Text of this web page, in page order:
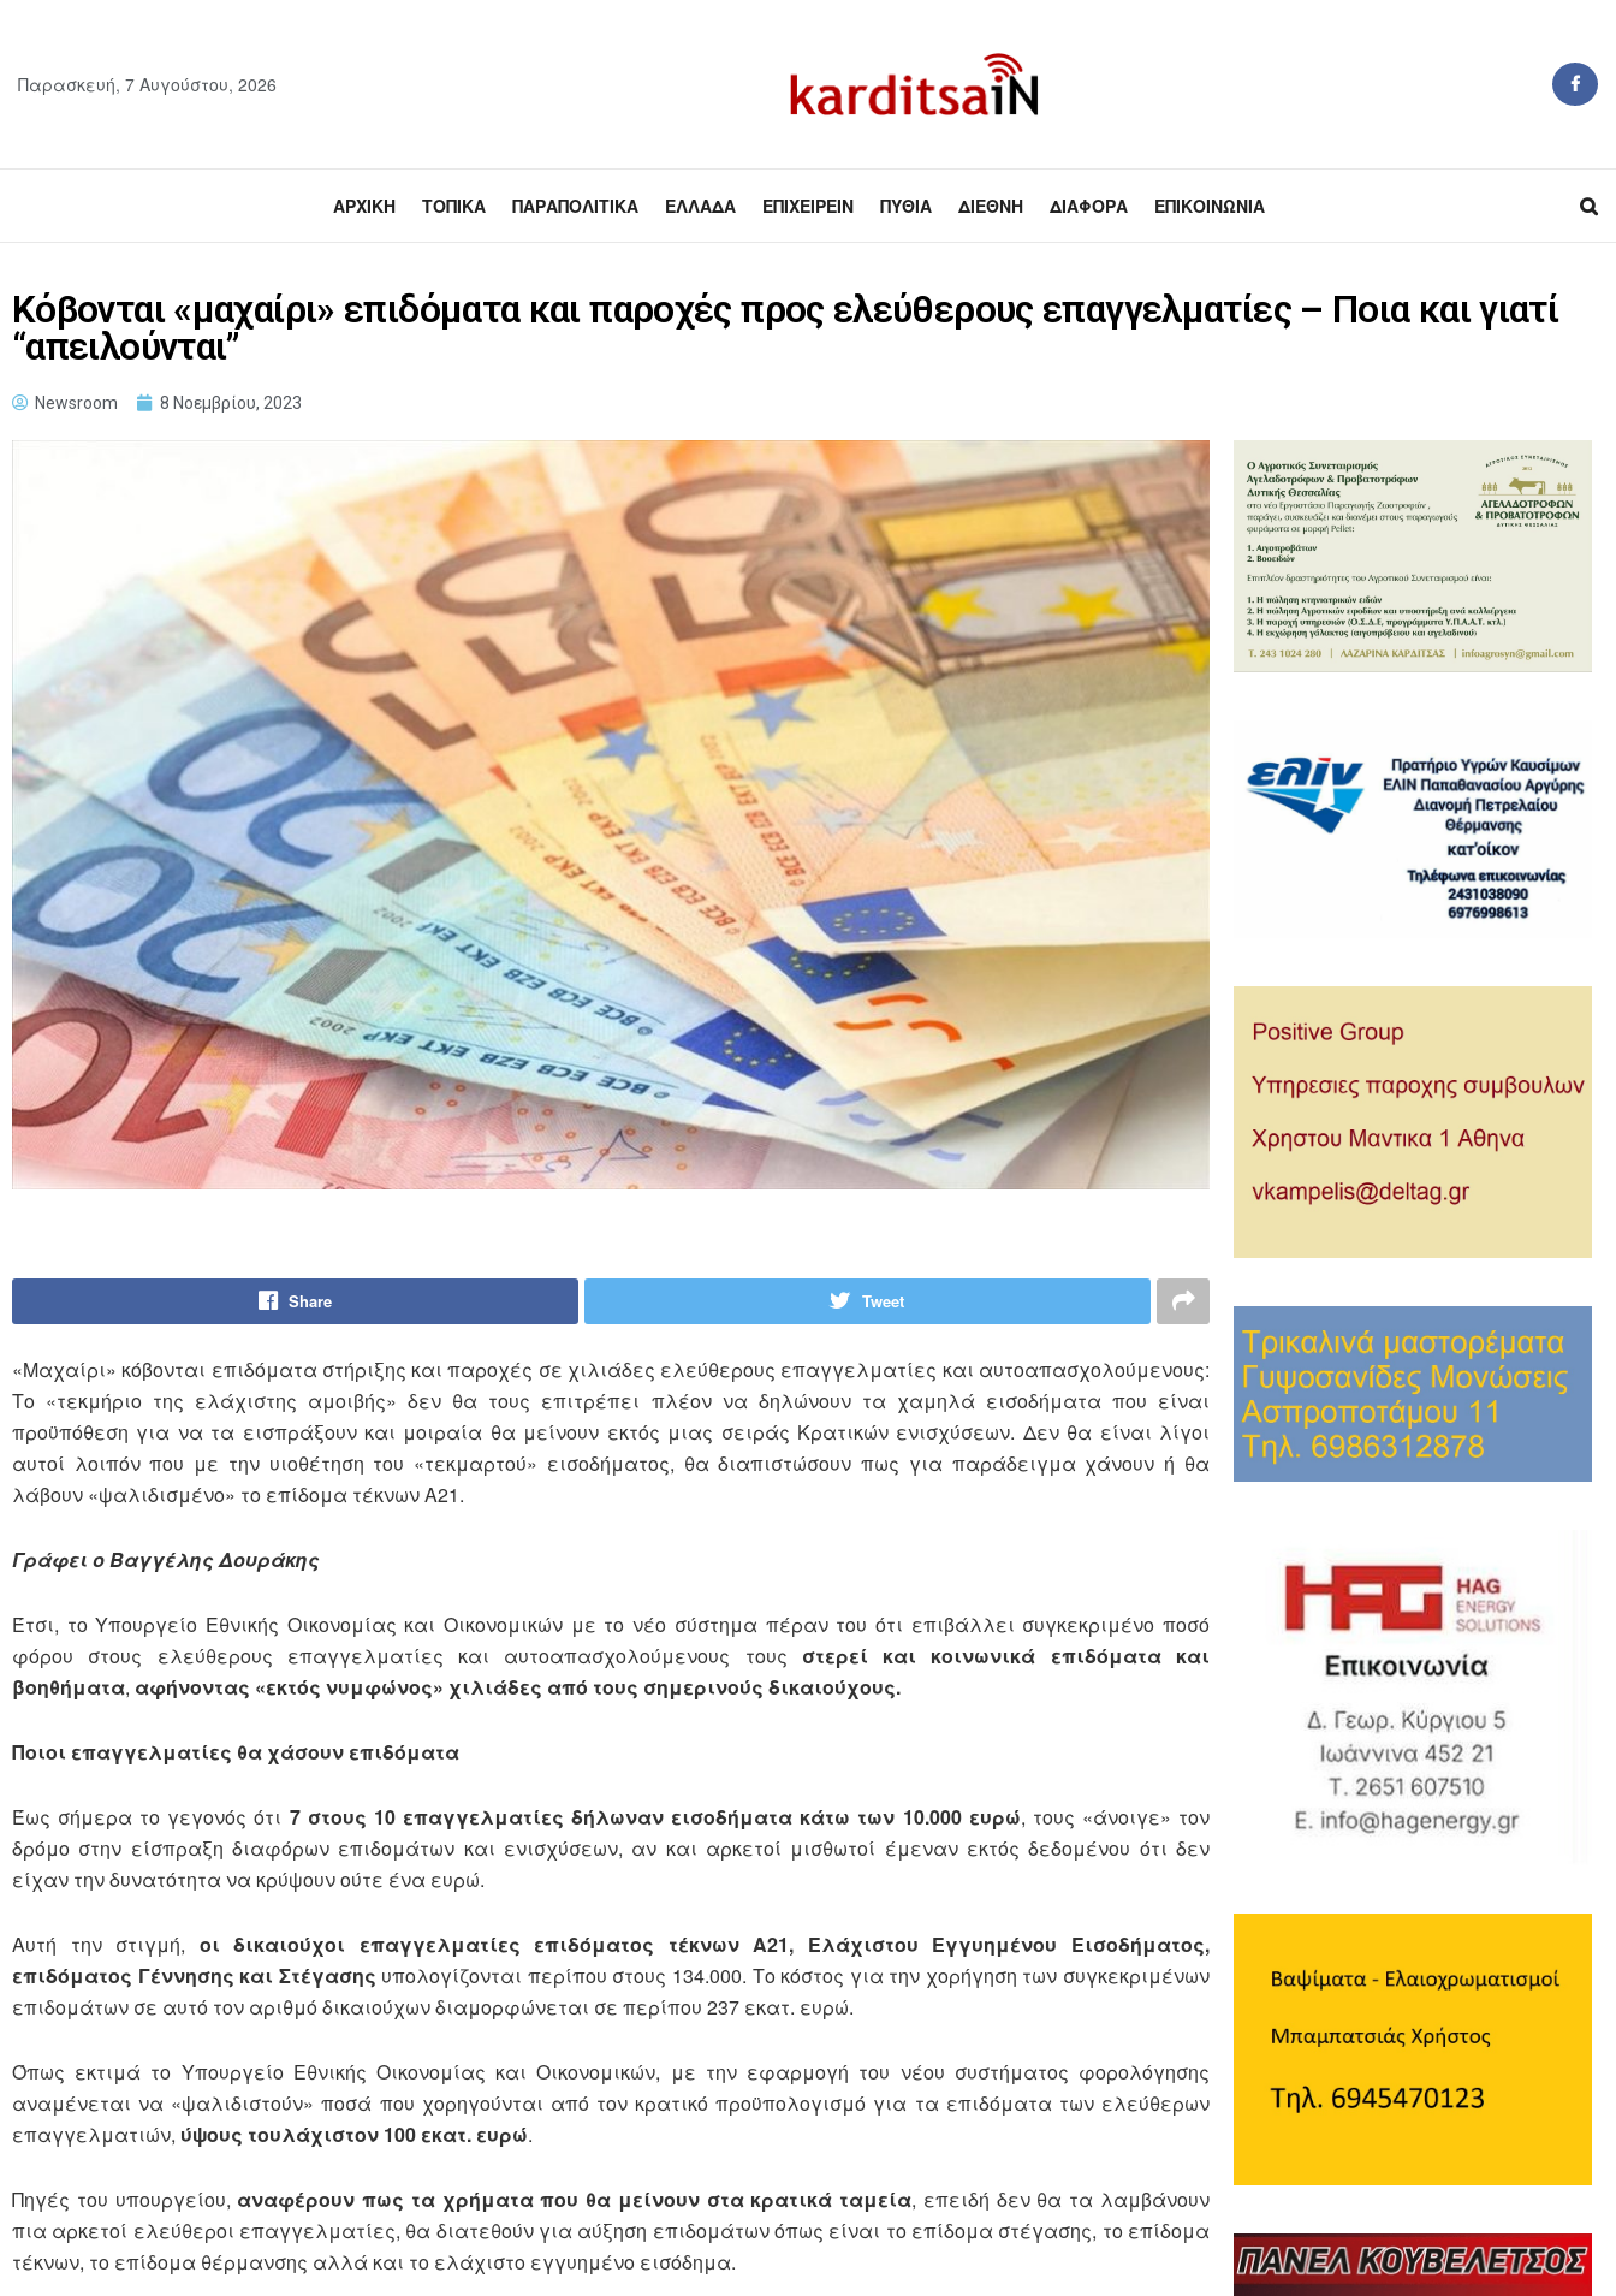
Παρασκευή, 7 Αυγούστου, 2026
ΑΡΧΙΚΉ ΤΟΠΙΚΆ ΠΑΡΑΠΟΛΙΤΙΚΆ ΕΛΛΆΔΑ ΕΠΙΧΕΙΡΕΊΝ ΠΥΘΊΑ ΔΙΕΘΝΉ ΔΙΆΦΟΡΑ ΕΠΙΚΟΙΝΩΝΊΑ
Κόβονται «μαχαίρι» επιδόματα και παροχές προς ελεύθερους επαγγελματίες – Ποια και γιατί
“απειλούνται”
Newsroom 8 Νοεμβρίου, 2023
Share Tweet
«Μαχαίρι» κόβονται επιδόματα στήριξης και παροχές σε χιλιάδες ελεύθερους επαγγελματίες και αυτοαπασχολούμενους:
Το «τεκμήριο της ελάχιστης αμοιβής» δεν θα τους επιτρέπει πλέον να δηλώνουν τα χαμηλά εισοδήματα που είναι
προϋπόθεση για να τα εισπράξουν και μοιραία θα μείνουν εκτός μιας σειράς Κρατικών ενισχύσεων. Δεν θα είναι λίγοι
αυτοί λοιπόν που με την υιοθέτηση του «τεκμαρτού» εισοδήματος, θα διαπιστώσουν πως για παράδειγμα χάνουν ή θα
λάβουν «ψαλιδισμένο» το επίδομα τέκνων Α21.
Γράφει ο Βαγγέλης Δουράκης
Έτσι, το Υπουργείο Εθνικής Οικονομίας και Οικονομικών με το νέο σύστημα πέραν του ότι επιβάλλει συγκεκριμένο ποσό
φόρου στους ελεύθερους επαγγελματίες και αυτοαπασχολούμενους τους στερεί και κοινωνικά επιδόματα και
βοηθήματα, αφήνοντας «εκτός νυμφώνος» χιλιάδες από τους σημερινούς δικαιούχους.
Ποιοι επαγγελματίες θα χάσουν επιδόματα
Έως σήμερα το γεγονός ότι 7 στους 10 επαγγελματίες δήλωναν εισοδήματα κάτω των 10.000 ευρώ, τους «άνοιγε» τον
δρόμο στην είσπραξη διαφόρων επιδομάτων και ενισχύσεων, αν και αρκετοί μισθωτοί έμεναν εκτός δεδομένου ότι δεν
είχαν την δυνατότητα να κρύψουν ούτε ένα ευρώ.
Αυτή την στιγμή, οι δικαιούχοι επαγγελματίες επιδόματος τέκνων Α21, Ελάχιστου Εγγυημένου Εισοδήματος,
επιδόματος Γέννησης και Στέγασης υπολογίζονται περίπου στους 134.000. Το κόστος για την χορήγηση των συγκεκριμένων
επιδομάτων σε αυτό τον αριθμό δικαιούχων διαμορφώνεται σε περίπου 237 εκατ. ευρώ.
Όπως εκτιμά το Υπουργείο Εθνικής Οικονομίας και Οικονομικών, με την εφαρμογή του νέου συστήματος φορολόγησης
αναμένεται να «ψαλιδιστούν» ποσά που χορηγούνται από τον κρατικό προϋπολογισμό για τα επιδόματα των ελεύθερων
επαγγελματιών, ύψους τουλάχιστον 100 εκατ. ευρώ.
Πηγές του υπουργείου, αναφέρουν πως τα χρήματα που θα μείνουν στα κρατικά ταμεία, επειδή δεν θα τα λαμβάνουν
πια αρκετοί ελεύθεροι επαγγελματίες, θα διατεθούν για αύξηση επιδομάτων όπως είναι το επίδομα στέγασης, το επίδομα
τέκνων, το επίδομα θέρμανσης αλλά και το ελάχιστο εγγυημένο εισόδημα.